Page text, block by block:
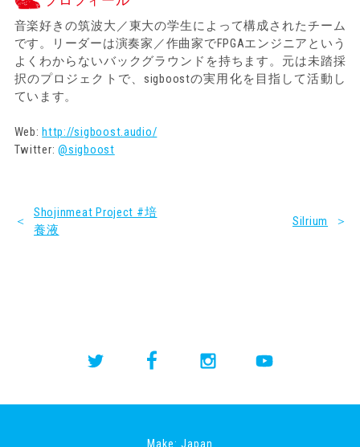
音楽好きの筑波大／東大の学生によって構成されたチーム
です。リーダーは演奏家／作曲家でFPGAエンジニアという
よくわからないバックグラウンドを持ちます。元は未踏採
択のプロジェクトで、sigboostの実用化を目指して活動し
ています。
Web:http://sigboost.audio/
Twitter:@sigboost
＜
Shojinmeat Project #培
養液
Silrium ＞
Make: Japan